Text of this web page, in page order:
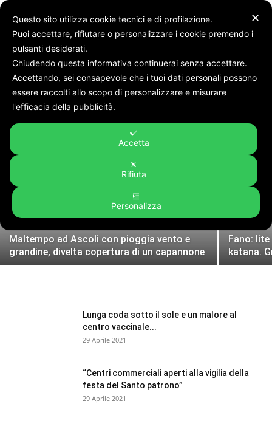
Home Cronaca Pagina 629
CRONACA
notizie di cronaca
Borse schermate e 2mila euro di profumi
rubati in auto, tre denunciati
Maltempo ad Ascoli con pioggia vento e
grandine, divelta copertura di un capannone
Fano:
katana.
Lunga coda sotto il sole e un malore al
centro vaccinale...
29 Aprile 2021
“Centri commerciali aperti alla vigilia della
festa del Santo patrono”
29 Aprile 2021
✕
Questo sito utilizza cookie tecnici e di profilazione.
Puoi accettare, rifiutare o personalizzare i cookie premendo i
pulsanti desiderati.
Chiudendo questa informativa continuerai senza accettare.
Accettando, sei consapevole che i tuoi dati personali possono
essere raccolti allo scopo di personalizzare e misurare
l'efficacia della pubblicità.
Accetta
Rifiuta
Personalizza